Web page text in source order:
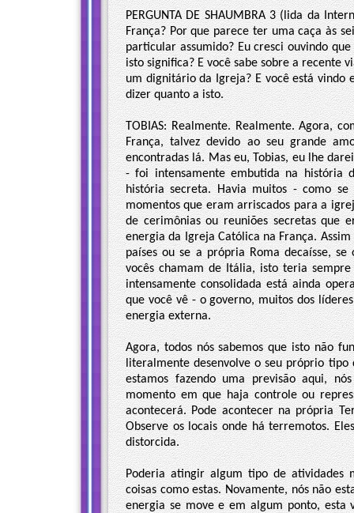
PERGUNTA DE SHAUMBRA 3 (lida da
França? Por que parece ter uma caça às
particular assumido? Eu cresci ouvindo
isto significa? E você sabe sobre a recente
um dignitário da Igreja? E você está vindo
dizer quanto a isto.
TOBIAS: Realmente. Realmente. Agora,
França, talvez devido ao seu grande
encontradas lá. Mas eu, Tobias, eu lhe
- foi intensamente embutida na história
história secreta. Havia muitos - como
momentos que eram arriscados para a
de cerimônias ou reuniões secretas que
energia da Igreja Católica na França.
países ou se a própria Roma decaísse,
vocês chamam de Itália, isto teria
intensamente consolidada está ainda
que você vê - o governo, muitos dos
energia externa.
Agora, todos nós sabemos que isto não
literalmente desenvolve o seu próprio tipo
estamos fazendo uma previsão aqui,
momento em que haja controle ou
acontecerá. Pode acontecer na própria
Observe os locais onde há terremotos.
distorcida.
Poderia atingir algum tipo de atividades
coisas como estas. Novamente, nós não
energia se move e em algum ponto, esta